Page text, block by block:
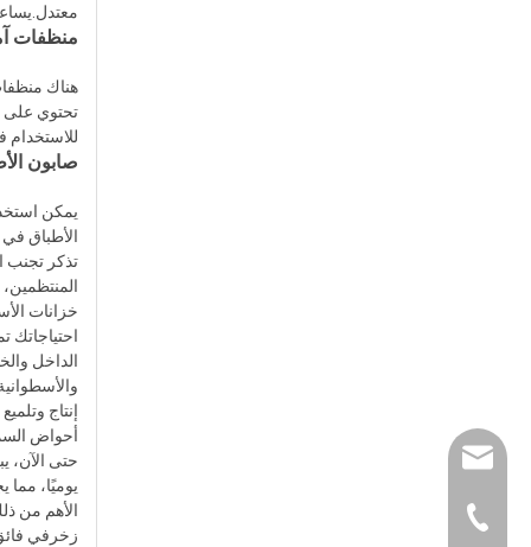
منظفات
هناك
تحتوي على
صابون
يمكن
الأطباق
تذكر تجنب
الداخل
إنتاج
أحواض
يوميًا، مما
الأهم من
زخرفي
+86-